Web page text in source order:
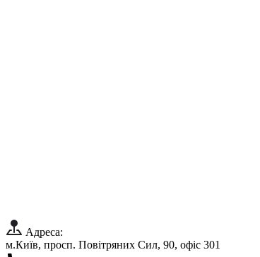
Адреса:
м.Київ, просп. Повітряних Сил, 90, офіс 301